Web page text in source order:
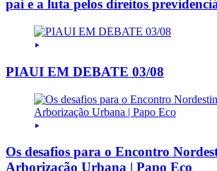
pai e a luta pelos direitos
PIAUI EM DEBATE 03/08
Os desafios para o Encontro
Arborização Urbana | Papo Eco